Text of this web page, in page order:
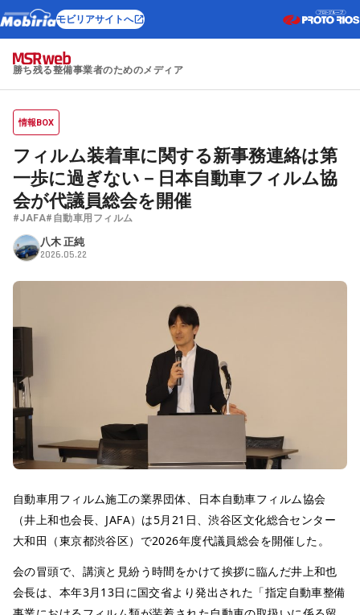
モビリアサイトへ
勝ち残る整備事業者のためのメディア
情報BOX
フィルム装着車に関する新事務連絡は第
一歩に過ぎない－日本自動車フィルム協
会が代議員総会を開催
#JAFA#自動車用フィルム
八木 正純
2026.05.22
自動車用フィルム施工の業界団体、日本自動車フィルム協会
（井上和也会長、JAFA）は5月21日、渋谷区文化総合センター
大和田（東京都渋谷区）で2026年度代議員総会を開催した。
会の冒頭で、講演と見紛う時間をかけて挨拶に臨んだ井上和也
会長は、本年3月13日に国交省より発出された「指定自動車整備